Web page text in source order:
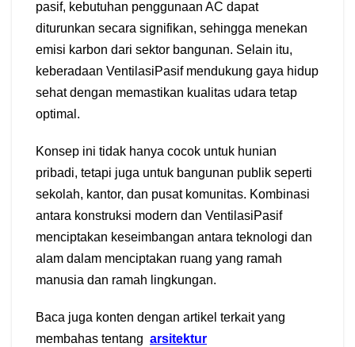
pasif, kebutuhan penggunaan AC dapat
diturunkan secara signifikan, sehingga menekan
emisi karbon dari sektor bangunan. Selain itu,
keberadaan VentilasiPasif mendukung gaya hidup
sehat dengan memastikan kualitas udara tetap
optimal.
Konsep ini tidak hanya cocok untuk hunian
pribadi, tetapi juga untuk bangunan publik seperti
sekolah, kantor, dan pusat komunitas. Kombinasi
antara konstruksi modern dan VentilasiPasif
menciptakan keseimbangan antara teknologi dan
alam dalam menciptakan ruang yang ramah
manusia dan ramah lingkungan.
Baca juga konten dengan artikel terkait yang
membahas tentang arsitektur